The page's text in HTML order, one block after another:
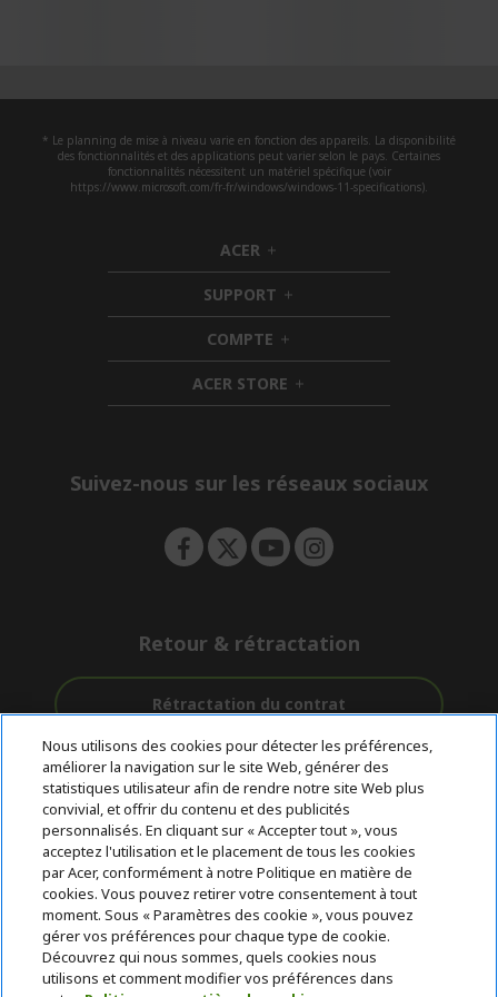
* Le planning de mise à niveau varie en fonction des appareils. La disponibilité
des fonctionnalités et des applications peut varier selon le pays. Certaines
fonctionnalités nécessitent un matériel spécifique (voir
https://www.microsoft.com/fr-fr/windows/windows-11-specifications).
ACER h
i
d
d
e
n
SUPPORT h
i
d
d
e
n
COMPTE h
i
d
d
ACER STORE h
i
e
Suivez-nous sur les réseaux sociaux
Retour & rétractation
Rétractation du contrat
Livraison
Gratuite
Accompagnement
avant et après-
vente
Avec 0%
D'intérêt
© 2026 Acer Inc.
CPYou BV est le revendeur et marchand agréé pour les produits et
services proposés au sein de ce magasin.
Nous utilisons des cookies pour détecter les préférences,
améliorer la navigation sur le site Web, générer des
statistiques utilisateur afin de rendre notre site Web plus
convivial, et offrir du contenu et des publicités
personnalisés. En cliquant sur « Accepter tout », vous
acceptez l'utilisation et le placement de tous les cookies
par Acer, conformément à notre Politique en matière de
cookies. Vous pouvez retirer votre consentement à tout
moment. Sous « Paramètres des cookie », vous pouvez
gérer vos préférences pour chaque type de cookie.
Découvrez qui nous sommes, quels cookies nous
utilisons et comment modifier vos préférences dans